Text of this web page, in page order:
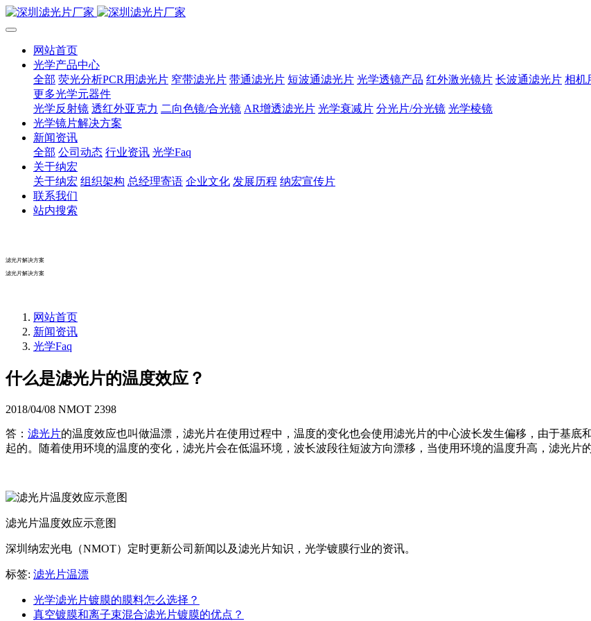
网站首页
光学产品中心
全部 荧光分析PCR用滤光片 窄带滤光片 带通滤光片 短波通滤光片 光学透镜产品 红外激光镜片 长波通滤光片 相机
更多光学元器件
光学反射镜 透红外亚克力 二向色镜/合光镜 AR增透滤光片 光学衰减片 分光片/分光镜 光学棱镜
光学镜片解决方案
新闻资讯
全部 公司动态 行业资讯 光学Faq
关于纳宏
关于纳宏 组织架构 总经理寄语 企业文化 发展历程 纳宏宣传片
联系我们
站内搜索
滤光片解决方案
滤光片解决方案
网站首页
新闻资讯
光学Faq
什么是滤光片的温度效应？
2018/04/08 NMOT 2398
答： 滤光片的温度效应也叫做温漂，滤光片在使用过程中，温度的变化也会使用滤光片的中心波长发生偏移，由于基底
起的。随着使用环境的温度的变化，滤光片会在低温环境，波长波段往短波方向漂移，当使用环境的温度升高，滤光片
滤光片温度效应示意图
深圳纳宏光电（NMOT）定时更新公司新闻以及滤光片知识，光学镀膜行业的资讯。
标签: 滤光片温漂
光学滤光片镀膜的膜料怎么选择？
真空镀膜和离子束混合滤光片镀膜的优点？